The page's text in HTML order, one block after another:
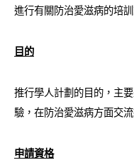
進行有關防治愛滋病的培
目的
推行學人計劃的目的，主
驗，在防治愛滋病方面交
申請資格